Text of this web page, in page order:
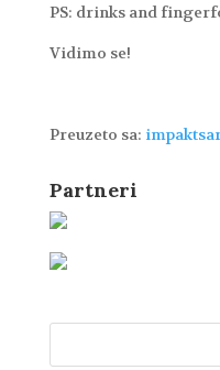
PS: drinks and
Vidimo se!
Preuzeto sa:
Partneri